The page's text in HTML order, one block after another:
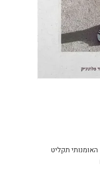
האומנותי תקליט